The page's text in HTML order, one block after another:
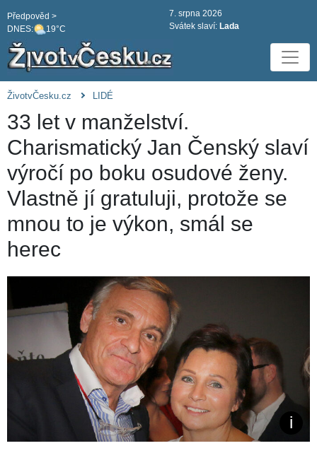
DNES: 19°C
Předpověd >
7. srpna 2026
Svátek slaví: Lada
ŽivotvČesku.cz LIDÉ
33 let v manželství.
Charismatický Jan Čenský slaví
výročí po boku osudové ženy.
Vlastně jí gratuluji, protože se
mnou to je výkon, smál se
herec